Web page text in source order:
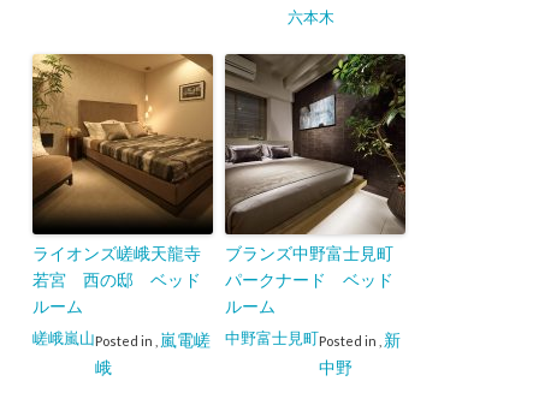
六本木
ライオンズ嵯峨天龍寺
若宮 西の邸 ベッド
ルーム
Posted in
嵯峨嵐山
嵐電嵯
峨
ブランズ中野富士見町
パークナード ベッド
ルーム
Posted in
中野富士見町
新
中野